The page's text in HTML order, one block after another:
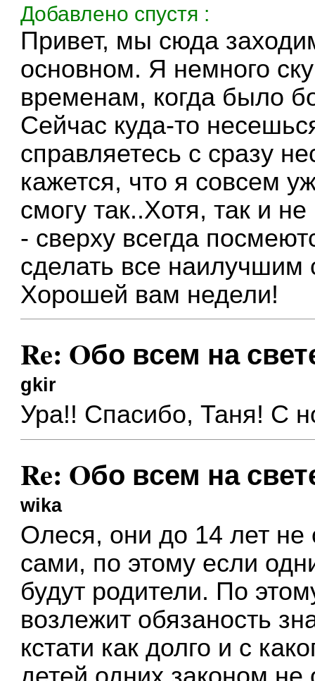
Добавлено спустя :
Привет, мы сюда
основном. Я немного
временам, когда было
Сейчас куда-то
справляетесь с сразу
кажется, что я совсем
смогу так..Хотя, так и
- сверху всегда
сделать все
Хорошей вам недели!
Re: Oбо всем на
gkir
Ура!! Спасибо, Таня! С
Re: Oбо всем на
wika
Олеся, они до 14 лет не
сами, по этому если
будут родители. По
возлежит обязаность
кстати как долго и с